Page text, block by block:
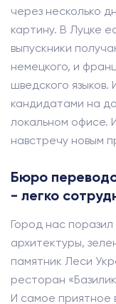
через несколько
картину. В Луцке
выпускники
немецкого, и
шведского
кандидатами на
локальном офисе.
навстречу новым
Бюро
- легко
Город нас
архитектуры,
памятник Леси
ресторан
И самое приятное